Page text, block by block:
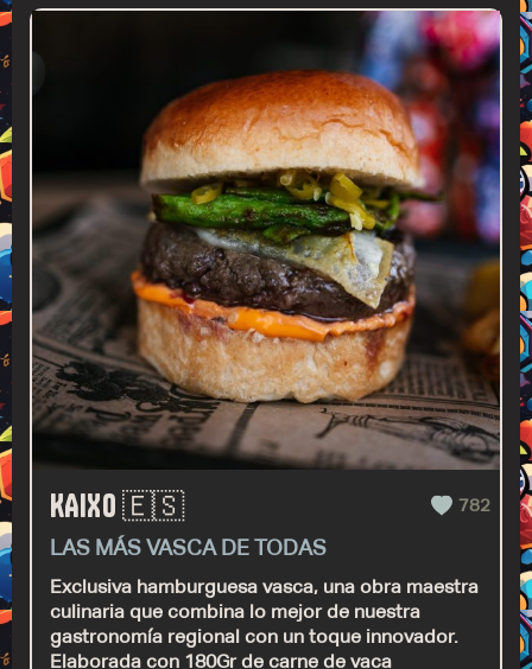
KAIXO 🇪🇸 782
LAS MÁS VASCA DE TODAS
Exclusiva hamburguesa vasca, una obra maestra
culinaria que combina lo mejor de nuestra
gastronomía regional con un toque innovador.
Elaborada con 180Gr de carne de vaca